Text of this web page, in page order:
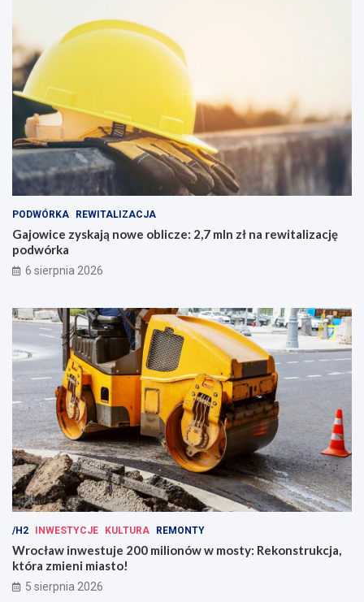
PODWÓRKA REWITALIZACJA
Gajowice zyskają nowe oblicze: 2,7 mln zł na rewitalizację
podwórka
6 sierpnia 2026
/H2 INWESTYCJE KULTURA REMONTY
Wrocław inwestuje 200 milionów w mosty: Rekonstrukcja,
która zmieni miasto!
5 sierpnia 2026